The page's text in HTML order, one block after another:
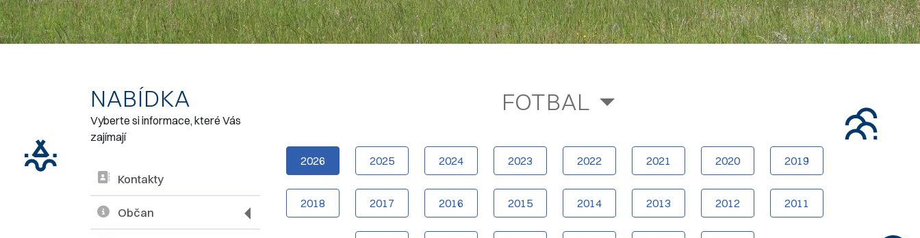
NABÍDKA
Vyberte si informace, které Vás
zajímají
Kontakty
Občan
FOTBAL
2026 2025 2024 2023 2022 2021 2020 2019
2018 2017 2016 2015 2014 2013 2012 2011